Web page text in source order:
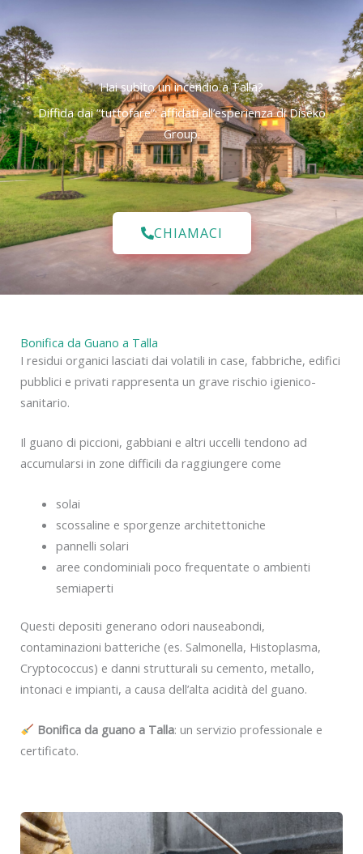
Hai subìto un incendio a Talla?
Diffida dai “tuttofare”: affidati all’esperienza di Diseko
Group.
CHIAMACI
Bonifica da Guano a Talla
I residui organici lasciati dai volatili in case, fabbriche, edifici
pubblici e privati rappresenta un grave rischio igienico-
sanitario.
Il guano di piccioni, gabbiani e altri uccelli tendono ad
accumularsi in zone difficili da raggiungere come
solai
scossaline e sporgenze architettoniche
pannelli solari
aree condominiali poco frequentate o ambienti
semiaperti
Questi depositi generano odori nauseabondi,
contaminazioni batteriche (es. Salmonella, Histoplasma,
Cryptococcus) e danni strutturali su cemento, metallo,
intonaci e impianti, a causa dell’alta acidità del guano.
Bonifica da guano a Talla: un servizio professionale e
certificato.